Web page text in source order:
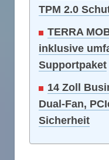
TPM 2.0
TERRA
inklusive
Supportpaket
14 Zoll
Dual-Fan,
Sicherheit